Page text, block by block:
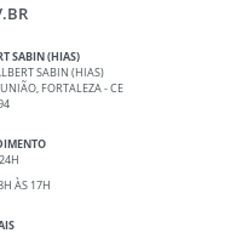
SABIN (HIAS)
SABIN (HIAS)
FORTALEZA - CE
ÀS 17H